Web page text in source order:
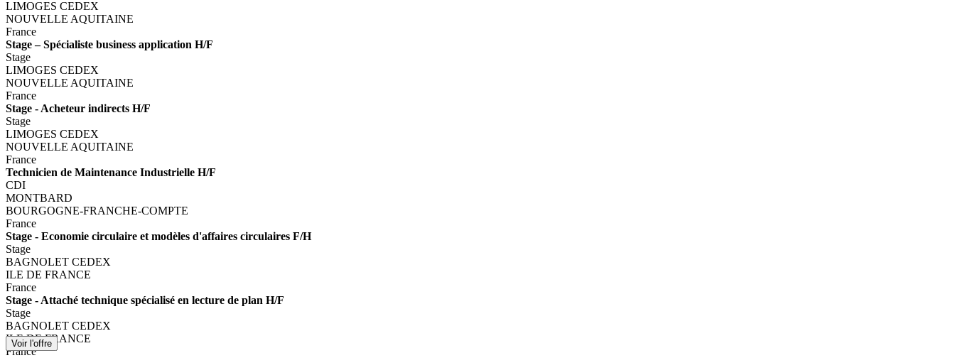
LIMOGES CEDEX
NOUVELLE AQUITAINE
France
Stage – Spécialiste business application H/F
Stage
LIMOGES CEDEX
NOUVELLE AQUITAINE
France
Stage - Acheteur indirects H/F
Stage
LIMOGES CEDEX
NOUVELLE AQUITAINE
France
Technicien de Maintenance Industrielle H/F
CDI
MONTBARD
BOURGOGNE-FRANCHE-COMPTE
France
Stage - Economie circulaire et modèles d'affaires circulaires F/H
Stage
BAGNOLET CEDEX
ILE DE FRANCE
France
Stage - Attaché technique spécialisé en lecture de plan H/F
Stage
BAGNOLET CEDEX
ILE DE FRANCE
France